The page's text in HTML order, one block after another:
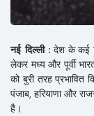
नई दिल्ली : देश के कई
लेकर मध्य और पूर्वी
को बुरी तरह प्रभावित
पंजाब, हरियाणा और
है।